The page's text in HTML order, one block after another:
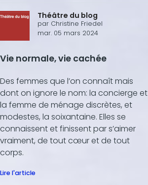
Théâtre du blog
par Christine Friedel
mar. 05 mars 2024
Vie normale, vie cachée
Des femmes que l’on connaît mais
dont on ignore le nom: la concierge et
la femme de ménage discrètes, et
modestes, la soixantaine. Elles se
connaissent et finissent par s’aimer
vraiment, de tout cœur et de tout
corps.
Lire l'article